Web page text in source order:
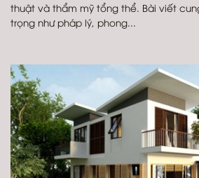
thuật và thẩm mỹ tổng thể. Bài viết
trọng như pháp lý, phong...